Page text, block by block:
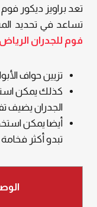
تعد براويز ديكور
تساعد في تحديد
فوم للجدران الرياض
تزيين حواف
كذلك يمكن
الجدران يضيف
أيضا يمكن
تبدو أكثر فخامة